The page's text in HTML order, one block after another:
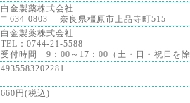
白金製薬株式会社
〒634-0803 奈良県橿原市上品寺町515
白金製薬株式会社
TEL：0744-21-5588
受付時間 9：00～17：00（土・日・祝日を
4935583202281
660円(税込)